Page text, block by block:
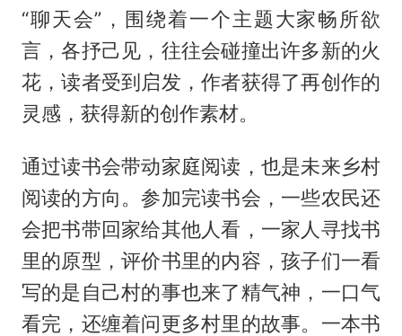
“聊天会”，围绕着一个主题大家畅所欲
言，各抒己见，往往会碰撞出许多新的火
花，读者受到启发，作者获得了再创作的
灵感，获得新的创作素材。
通过读书会带动家庭阅读，也是未来乡村
阅读的方向。参加完读书会，一些农民还
会把书带回家给其他人看，一家人寻找书
里的原型，评价书里的内容，孩子们一看
写的是自己村的事也来了精气神，一口气
看完，还缠着问更多村里的故事。一本书